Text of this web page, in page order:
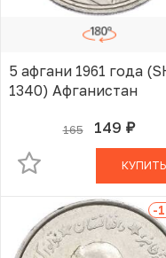
5 афгани 1961 года
1340) Афганистан
165 149 руб.
В
КУПИТЬ
-